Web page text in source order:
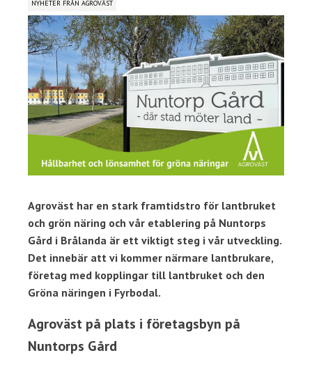
NYHETER FRÅN AGROVÄST
Agroväst har en stark framtidstro för lantbruket
och grön näring och vår etablering på Nuntorps
Gård i Brålanda är ett viktigt steg i vår utveckling.
Det innebär att vi kommer närmare lantbrukare,
företag med kopplingar till lantbruket och den
Gröna näringen i Fyrbodal.
Agroväst på plats i företagsbyn på
Nuntorps Gård